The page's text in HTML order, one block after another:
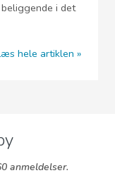
i det
hele artiklen
anmeldelser.